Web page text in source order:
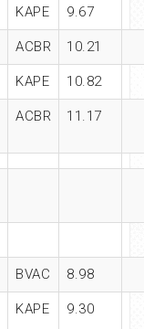
KAPE 9.67
ACBR 10.21
KAPE 10.82
ACBR 11.17
BVAC 8.98
KAPE 9.30